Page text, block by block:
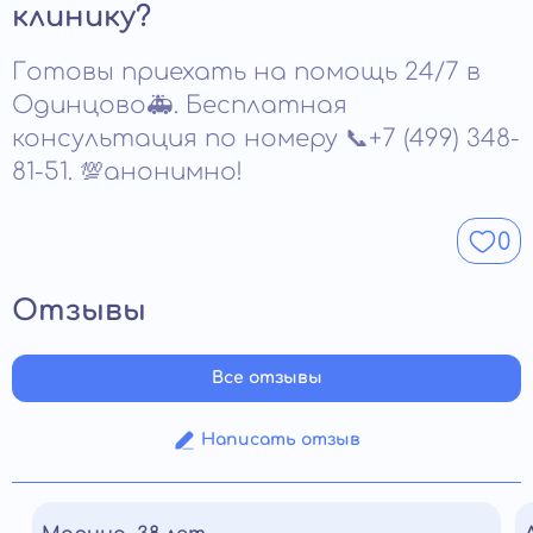
времени. Особенно важны длительное наблюдение и
отвыкание занимает значительно больше времени.
Острая тяга может сохраняться до нескольких
формируется только при длительной реабилитации
наркозависимых и активной работе с мотивацией.
клинику?
Готовы приехать на помощь 24/7 в
Одинцово🚑. Бесплатная
консультация по номеру 📞+7 (499) 348-
81-51. 💯анонимно!
0
Отзывы
Написать отзыв
Все отзывы